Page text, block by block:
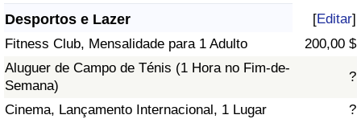
Desportos e Lazer [Editar]
Fitness Club, Mensalidade para 1 Adulto
200,00 $
Aluguer de Campo de Ténis (1 Hora no Fim-de-
Semana)
?
Cinema, Lançamento Internacional, 1 Lugar ?